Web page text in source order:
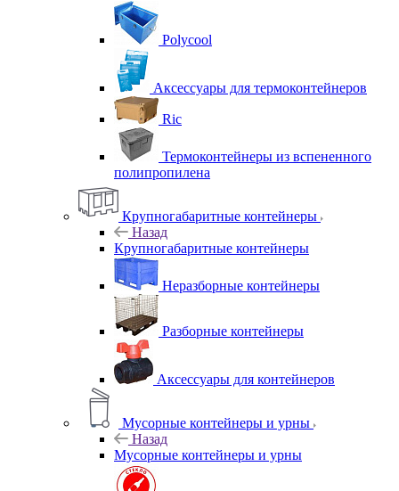
Polycool
Аксессуары для термоконтейнеров
Ric
Термоконтейнеры из вспененного
полипропилена
Крупногабаритные контейнеры
Назад
Крупногабаритные контейнеры
Неразборные контейнеры
Разборные контейнеры
Аксессуары для контейнеров
Мусорные контейнеры и урны
Назад
Мусорные контейнеры и урны